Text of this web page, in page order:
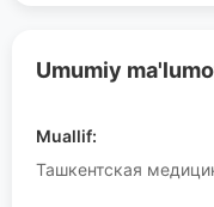
Umumiy
Muallif:
Ташкентская